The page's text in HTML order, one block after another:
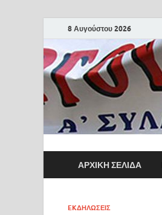
8 Αυγούστου 2026
ΑΡΧΙΚΗ ΣΕΛΙΔΑ
EKΔΗΛΩΣΕΙΣ